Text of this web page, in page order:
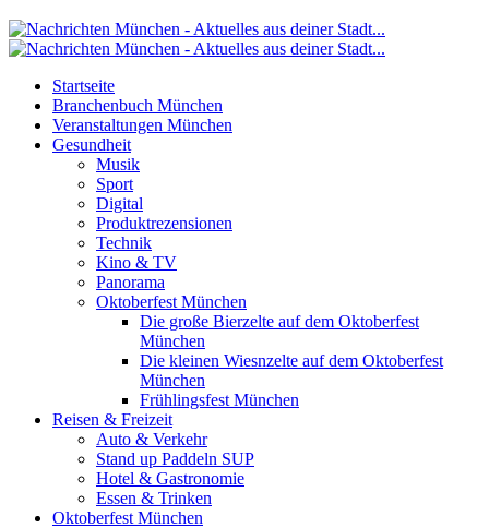
Startseite
Branchenbuch München
Veranstaltungen München
Gesundheit
Musik
Sport
Digital
Produktrezensionen
Technik
Kino & TV
Panorama
Oktoberfest München
Die große Bierzelte auf dem Oktoberfest
München
Die kleinen Wiesnzelte auf dem Oktoberfest
München
Frühlingsfest München
Reisen & Freizeit
Auto & Verkehr
Stand up Paddeln SUP
Hotel & Gastronomie
Essen & Trinken
Oktoberfest München